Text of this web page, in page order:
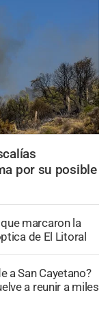
por su posible
marcaron la
de El Litoral
a San Cayetano?
a reunir a miles